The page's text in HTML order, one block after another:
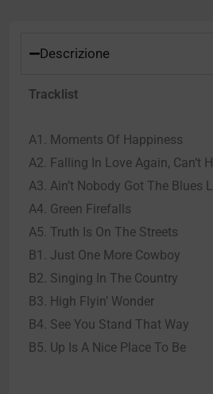
Descrizione
Tracklist
A1. Moments Of Happiness
A2. Falling In Love Again, Can’t
A3. Ain’t Nobody Got The Blues
A4. Green Firefalls
A5. Truth Is On The Streets
B1. Just One More Cowboy
B2. Singing In The Country
B3. High Flyin’ Wonder
B4. See You Stand That Way
B5. Up Is A Nice Place To Be